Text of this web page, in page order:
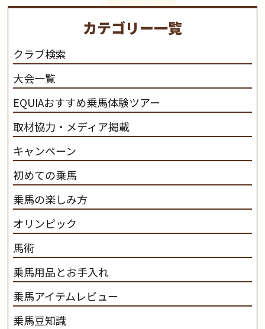
さと魅力を追求します。 私たちは、馬の品種と血統にこ
だわります。 私たちは、乗用馬の質の向上を目指し、生
産･育成･調教を一貫して行います。カナディアンキャ
ンプ乗馬クラブ九州のツアー情報はこちら
カテゴリー一覧
クラブ検索
大会一覧
EQUIAおすすめ乗馬体験ツアー
取材協力・メディア掲載
キャンペーン
初めての乗馬
乗馬の楽しみ方
オリンピック
馬術
乗馬用品とお手入れ
乗馬アイテムレビュー
乗馬豆知識